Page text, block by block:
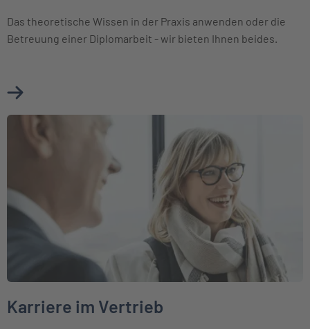
Das theoretische Wissen in der Praxis anwenden oder die
Betreuung einer Diplomarbeit - wir bieten Ihnen beides.
Mehr über Jobbörse erfahren
Weiter zu Karriere im Vertrieb
Karriere im Vertrieb